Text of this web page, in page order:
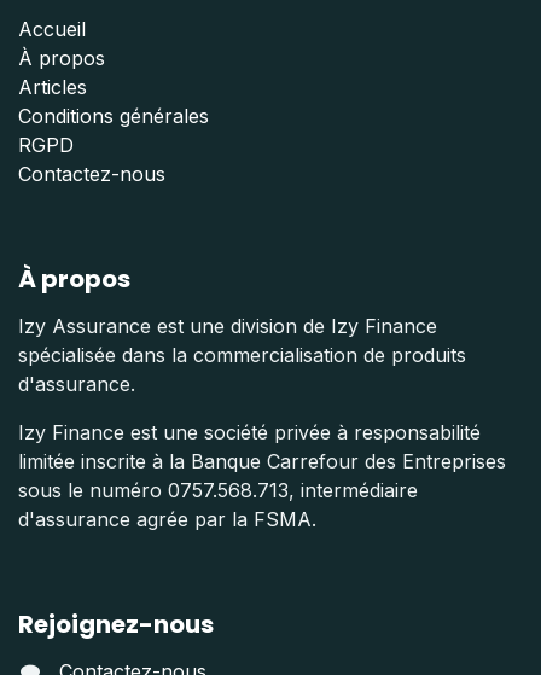
Accueil
À propos
Articles
Conditions générales
RGPD
Contactez-nous
À propos
Izy Assurance est une division de Izy Finance
spécialisée dans la commercialisation de produits
d'assurance.
Izy Finance est une société privée à responsabilité
limitée inscrite à la Banque Carrefour des Entreprises
sous le numéro 0757.568.713, intermédiaire
d'assurance agrée par la FSMA.
Rejoignez-nous